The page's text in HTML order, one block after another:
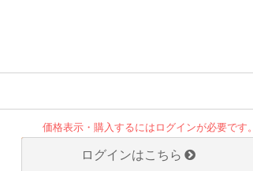
価格表示・購入するにはログインが必要です。
ログインはこちら